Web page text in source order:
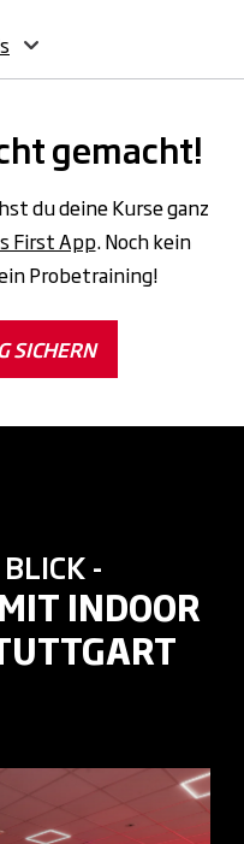
gemacht!
du deine Kurse ganz
First App. Noch kein
Probetraining!
SICHERN
-
INDOOR